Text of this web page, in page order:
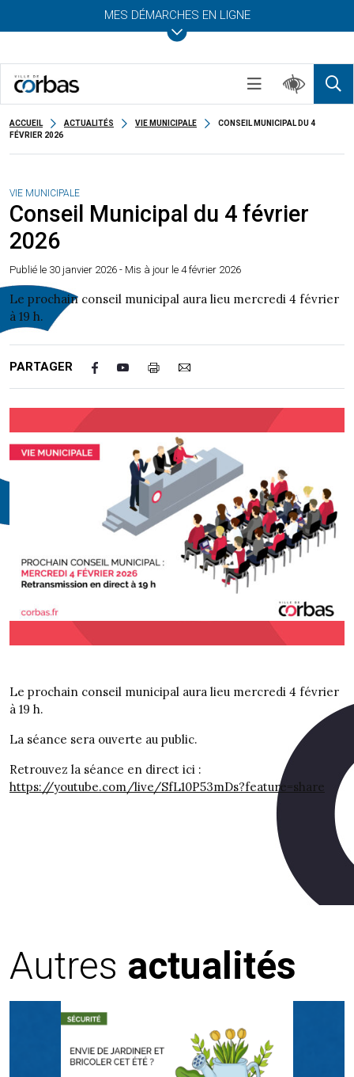
MES DÉMARCHES EN LIGNE
ACCUEIL ACTUALITÉS VIE MUNICIPALE
CONSEIL MUNICIPAL DU 4
FÉVRIER 2026
VIE MUNICIPALE
Conseil Municipal du 4 février
2026
Publié le 30 janvier 2026 - Mis à jour le 4 février 2026
Le prochain conseil municipal aura lieu mercredi 4 février
à 19 h.
PARTAGER
Le prochain conseil municipal aura lieu mercredi 4 février
à 19 h.
La séance sera ouverte au public.
Retrouvez la séance en direct ici :
https://youtube.com/live/SfL10P53mDs?feature=share
Autres actualités